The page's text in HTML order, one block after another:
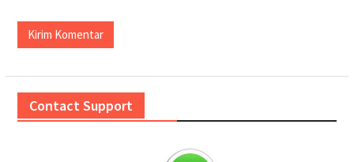
Contact Support